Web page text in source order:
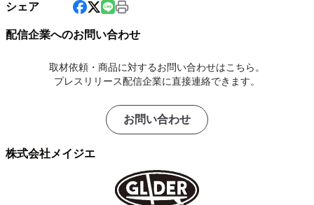
シェア
配信企業へのお問い合わせ
取材依頼・商品に対するお問い合わせはこちら。
プレスリリース配信企業に直接連絡できます。
お問い合わせ
株式会社メイジエ